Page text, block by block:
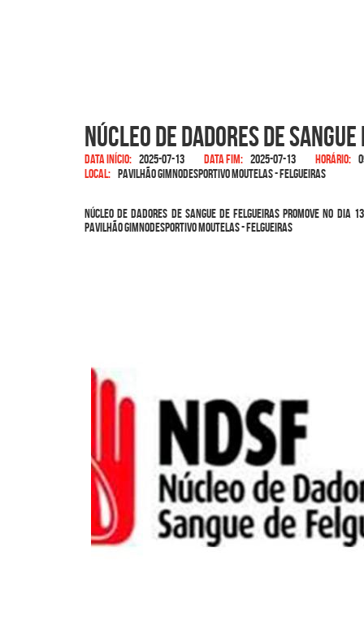
Núcleo de Dadores de
Data início: 2025-07-13 Data fim: 2025-07-13 Horário:
Local: Pavilhão Gimnodesportivo Moutelas - Felgueiras
Núcleo de Dadores de Sangue de Felgueiras promove no dia
Pavilhão Gimnodesportivo Moutelas - Felgueiras